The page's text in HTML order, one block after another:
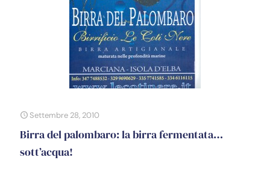
Settembre 28, 2010
Birra del palombaro: la birra fermentata…
sott’acqua!